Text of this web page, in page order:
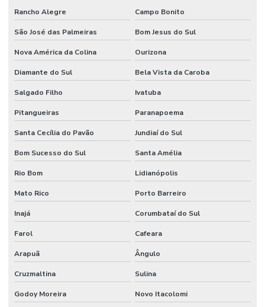
Rancho Alegre Campo Bonito
São José das Palmeiras Bom Jesus do Sul
Nova América da Colina Ourizona
Diamante do Sul Bela Vista da Caroba
Salgado Filho Ivatuba
Pitangueiras Paranapoema
Santa Cecília do Pavão Jundiaí do Sul
Bom Sucesso do Sul Santa Amélia
Rio Bom Lidianópolis
Mato Rico Porto Barreiro
Inajá Corumbataí do Sul
Farol Cafeara
Arapuã Ângulo
Cruzmaltina Sulina
Godoy Moreira Novo Itacolomi